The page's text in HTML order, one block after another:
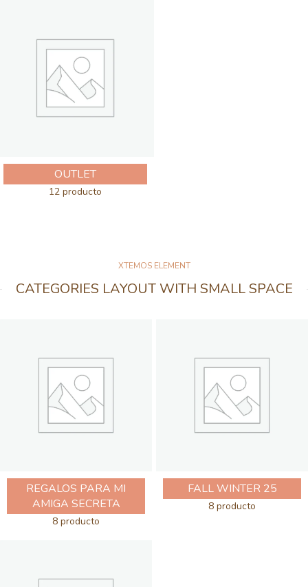
OUTLET
12 producto
XTEMOS ELEMENT
CATEGORIES LAYOUT WITH SMALL SPACE
REGALOS PARA MI
AMIGA SECRETA
8 producto
FALL WINTER 25
8 producto